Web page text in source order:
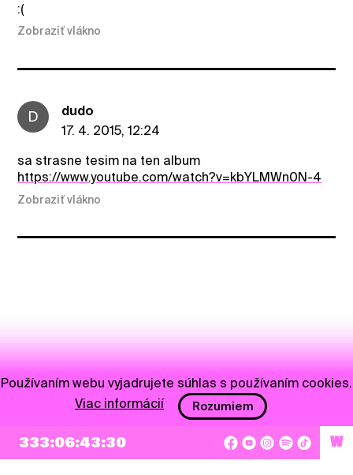
:(
Zobraziť vlákno
D
dudo
17. 4. 2015, 12:24
sa strasne tesim na ten album
https://www.youtube.com/watch?v=kbYLMWn0N-4
Zobraziť vlákno
333:06:43:29 W
Používaním webu vyjadrujete súhlas s používaním cookies.
Viac informácií
Rozumiem